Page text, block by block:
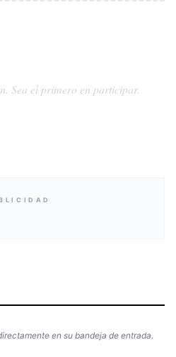
Sea el primero en participar.
en su bandeja de entrada.